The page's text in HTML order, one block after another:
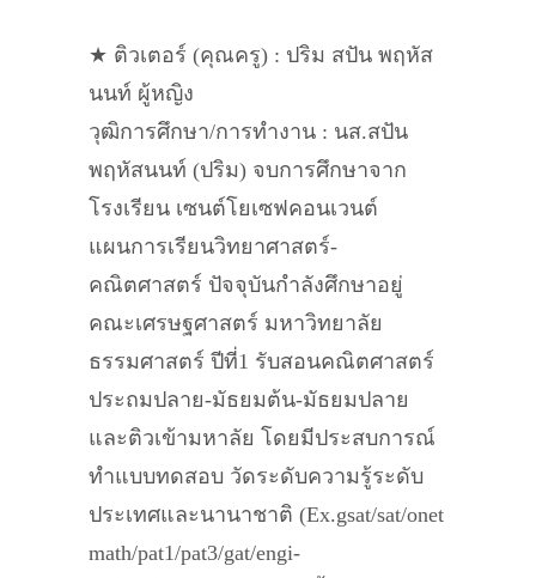
★ ติวเตอร์ (คุณครู) : ปริม สปัน พฤหัส
นนท์ ผู้หญิง
วุฒิการศึกษา/การทำงาน : นส.สปัน
พฤหัสนนท์ (ปริม) จบการศึกษาจาก
โรงเรียน เซนต์โยเซฟคอนเวนต์
แผนการเรียนวิทยาศาสตร์-
คณิตศาสตร์ ปัจจุบันกำลังศึกษาอยู่
คณะเศรษฐศาสตร์ มหาวิทยาลัย
ธรรมศาสตร์ ปีที่1 รับสอนคณิตศาสตร์
ประถมปลาย-มัธยมต้น-มัธยมปลาย
และติวเข้ามหาลัย โดยมีประสบการณ์
ทำแบบทดสอบ วัดระดับความรู้ระดับ
ประเทศและนานาชาติ (Ex.gsat/sat/onet
math/pat1/pat3/gat/engi-